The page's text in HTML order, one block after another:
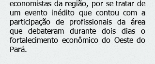
economistas da região, por se tratar de
um evento inédito que contou com a
participação de profissionais da área
que debateram durante dois dias o
fortalecimento econômico do Oeste do
Pará.